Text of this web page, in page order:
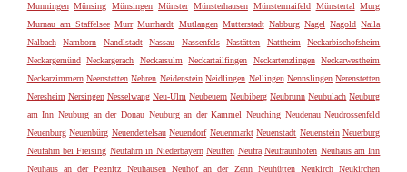
Munningen Münsing Münsingen Münster Münsterhausen Münstermaifeld Münstertal Murg
Murnau am Staffelsee Murr Murrhardt Mutlangen Mutterstadt Nabburg Nagel Nagold Naila
Nalbach
Namborn Nandlstadt Nassau Nassenfels Nastätten Nattheim
Neckarbischofsheim
Neckargemünd Neckargerach Neckarsulm Neckartailfingen Neckartenzlingen Neckarwestheim
Neckarzimmern Neenstetten Nehren Neidenstein Neidlingen Nellingen Nennslingen Nerenstetten
Neresheim Nersingen Nesselwang Neu-Ulm Neubeuern Neubiberg Neubrunn Neubulach Neuburg
am Inn Neuburg an der Donau Neuburg an der Kammel Neuching Neudenau Neudrossenfeld
Neuenburg Neuenbürg Neuendettelsau Neuendorf Neuenmarkt Neuenstadt Neuenstein Neuerburg
Neufahrn bei Freising Neufahrn in Niederbayern Neuffen Neufra Neufraunhofen Neuhaus am Inn
Neuhaus an der Pegnitz
Neuhausen Neuhof an der Zenn Neuhütten Neukirch Neukirchen